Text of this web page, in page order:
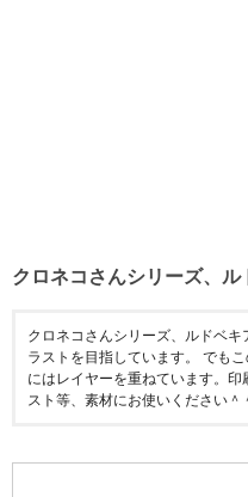
クロネコさんシリーズ、ル
クロネコさんシリーズ、ルドベ
ラストを目指しています。 でも
にはレイヤーを重ねています。印
スト等、素材にお使いください＾